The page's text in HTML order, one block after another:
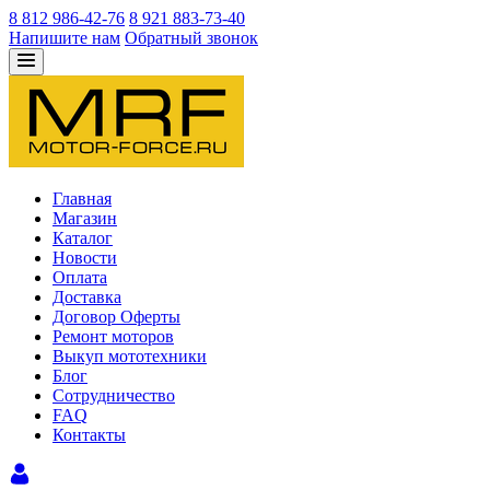
8 812 986-42-76 8 921 883-73-40
Напишите нам Обратный звонок
Главная
Магазин
Каталог
Новости
Оплата
Доставка
Договор Оферты
Ремонт моторов
Выкуп мототехники
Блог
Сотрудничество
FAQ
Контакты